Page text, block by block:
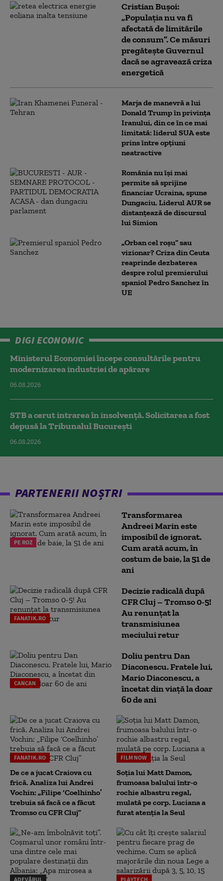
Cristian Bușoi:
„Populația nu va fi
afectată de limitările
de consum”. Ce măsuri
pregătește Guvernul
dacă se agravează criza
energetică
Marja de manevră a lui
Donald Trump în privința
Iranului, din ce în ce mai
limitată: liderul SUA este
prins între opțiuni
neatractive
România nu își mai
permite să sprijine
financiar Ucraina, spune
Dungaciu. Liderul AUR se
distanțează de discursul
lui Simion
„Orban cel roșu” sau
vizionar? Criza din Ceuta
reaprinde dezbaterea
despre rolul premierului
spaniol Pedro Sanchez în
UE
DIGI ECONOMIC
Ministerul Economiei începe consultările pentru
modernizarea industriei de apărare
06.08.2026
STB a cerut intrarea în insolvență. Solicitarea a fost
depusă la Tribunalul București
06.08.2026
PARTENERII NOȘTRI
PE ROZ
Transformarea
Andreei Marin este
imposibil de ignorat.
Cum arată acum, în
costum de baie, la 51 de
ani
FANATIK.RO
Decizie radicală după
CFR Cluj – Tromso 0-5!
Au renunțat la
transmisiunea
meciului retur
CANCAN
Doliu pentru Dan
Diaconescu. Fratele lui,
Mario Diaconescu, a
încetat din viață la doar
60 de ani
FANATIK.RO
De ce a jucat Craiova cu
frică. Analiza lui Andrei
Vochin: „Filipe ‘Coelhinho’
trebuia să facă ce a făcut
Tromso cu CFR Cluj”
FILM NOW
Soția lui Matt Damon,
frumoasa balului într-o
rochie albastru regal,
mulată pe corp. Luciana a
furat atenția la Seul
ADEVĂRUL PLAYTECH